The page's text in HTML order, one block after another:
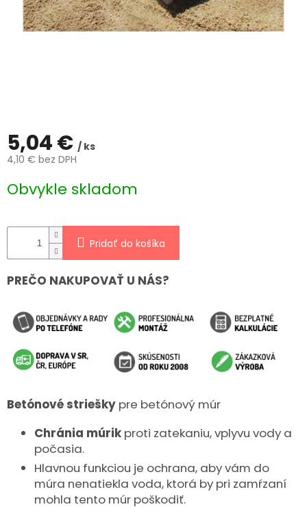
Mena
(EUR)
5,04 € / ks
4,10 € bez DPH
cena:
Obvykle skladom
Pridať do košíka
PREČO NAKUPOVAŤ U NÁS?
Betónové striešky pre betónový múr
Chránia múrik proti zatekaniu, vplyvu vody a
počasia.
Hlavnou funkciou je ochrana, aby vám do
múra nenatiekla voda, ktorá by pri zamŕzaní
mohla tento múr poškodiť.